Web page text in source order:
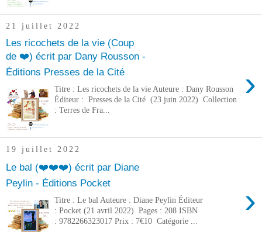
21 juillet 2022
Les ricochets de la vie (Coup
de ❤️) écrit par Dany Rousson -
Éditions Presses de la Cité
›
Titre : Les ricochets de la vie Auteure : Dany Rousson
Éditeur : Presses de la Cité (23 juin 2022) Collection
: Terres de Fra...
19 juillet 2022
Le bal (❤️❤️❤️) écrit par Diane
Peylin - Éditions Pocket
›
Titre : Le bal Auteure : Diane Peylin Éditeur
: Pocket (21 avril 2022) Pages : 208 ISBN
: 9782266323017 Prix : 7€10 Catégorie ...